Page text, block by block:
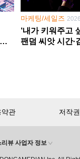
마케팅/세일즈
‘내가 키워주고
팬덤 씨앗 시간·
도, DBR 월정액
약관 저작
뷰 사업자 정보